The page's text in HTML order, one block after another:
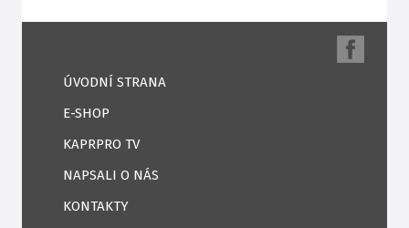
ÚVODNÍ STRANA
E-SHOP
KAPRPRO TV
NAPSALI O NÁS
KONTAKTY